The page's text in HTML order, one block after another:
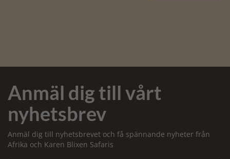
Anmäl dig till vårt
nyhetsbrev
Anmäl dig till nyhetsbrevet och få spännande nyheter från
Afrika och Karen Blixen Safaris